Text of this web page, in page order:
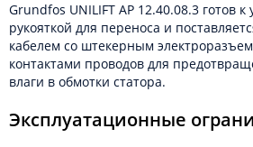
Grundfos UNILIFT AP 12.40.08.3 готов к
рукояткой для переноса и
кабелем со штекерным
контактами проводов для
влаги в обмотки статора.
Эксплуатационные